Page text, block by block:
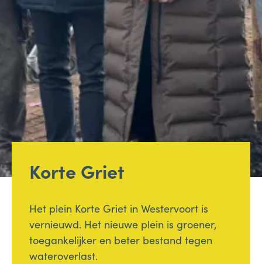
Korte Griet
Het plein Korte Griet in Westervoort is
vernieuwd. Het nieuwe plein is groener,
toegankelijker en beter bestand tegen
wateroverlast.